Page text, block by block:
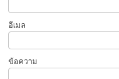
อีเมล
ข้อความ